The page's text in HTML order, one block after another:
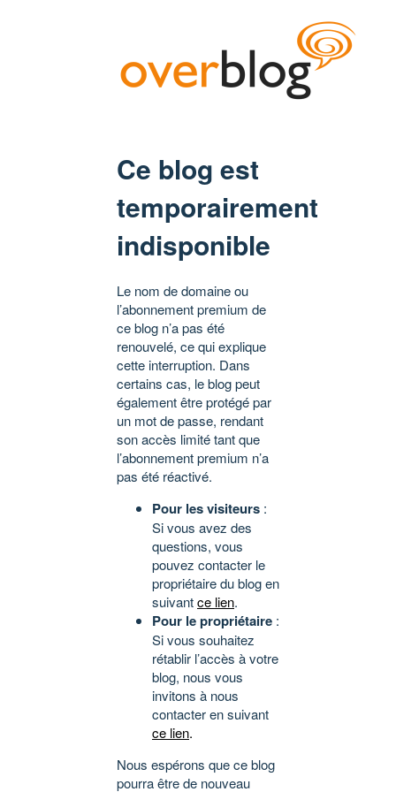
Ce blog est
temporairement
indisponible
Le nom de domaine ou
l’abonnement premium de
ce blog n’a pas été
renouvelé, ce qui explique
cette interruption. Dans
certains cas, le blog peut
également être protégé par
un mot de passe, rendant
son accès limité tant que
l’abonnement premium n’a
pas été réactivé.
Pour les visiteurs :
Si vous avez des
questions, vous
pouvez contacter le
propriétaire du blog en
suivantce lien.
Pour le propriétaire :
Si vous souhaitez
rétablir l’accès à votre
blog, nous vous
invitons à nous
contacter en suivant
ce lien.
Nous espérons que ce blog
pourra être de nouveau